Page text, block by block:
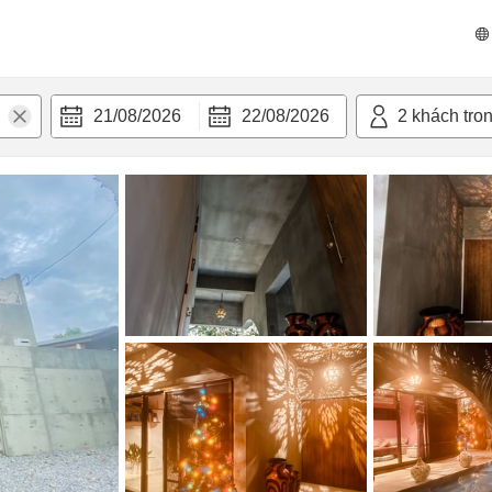
21/08/2026 22/08/2026 2 khách
nghi